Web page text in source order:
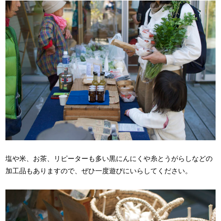
塩や米、お茶、リピーターも多い黒にんにくや糸とうがらしなどの
加工品もありますので、ぜひ一度遊びにいらしてください。